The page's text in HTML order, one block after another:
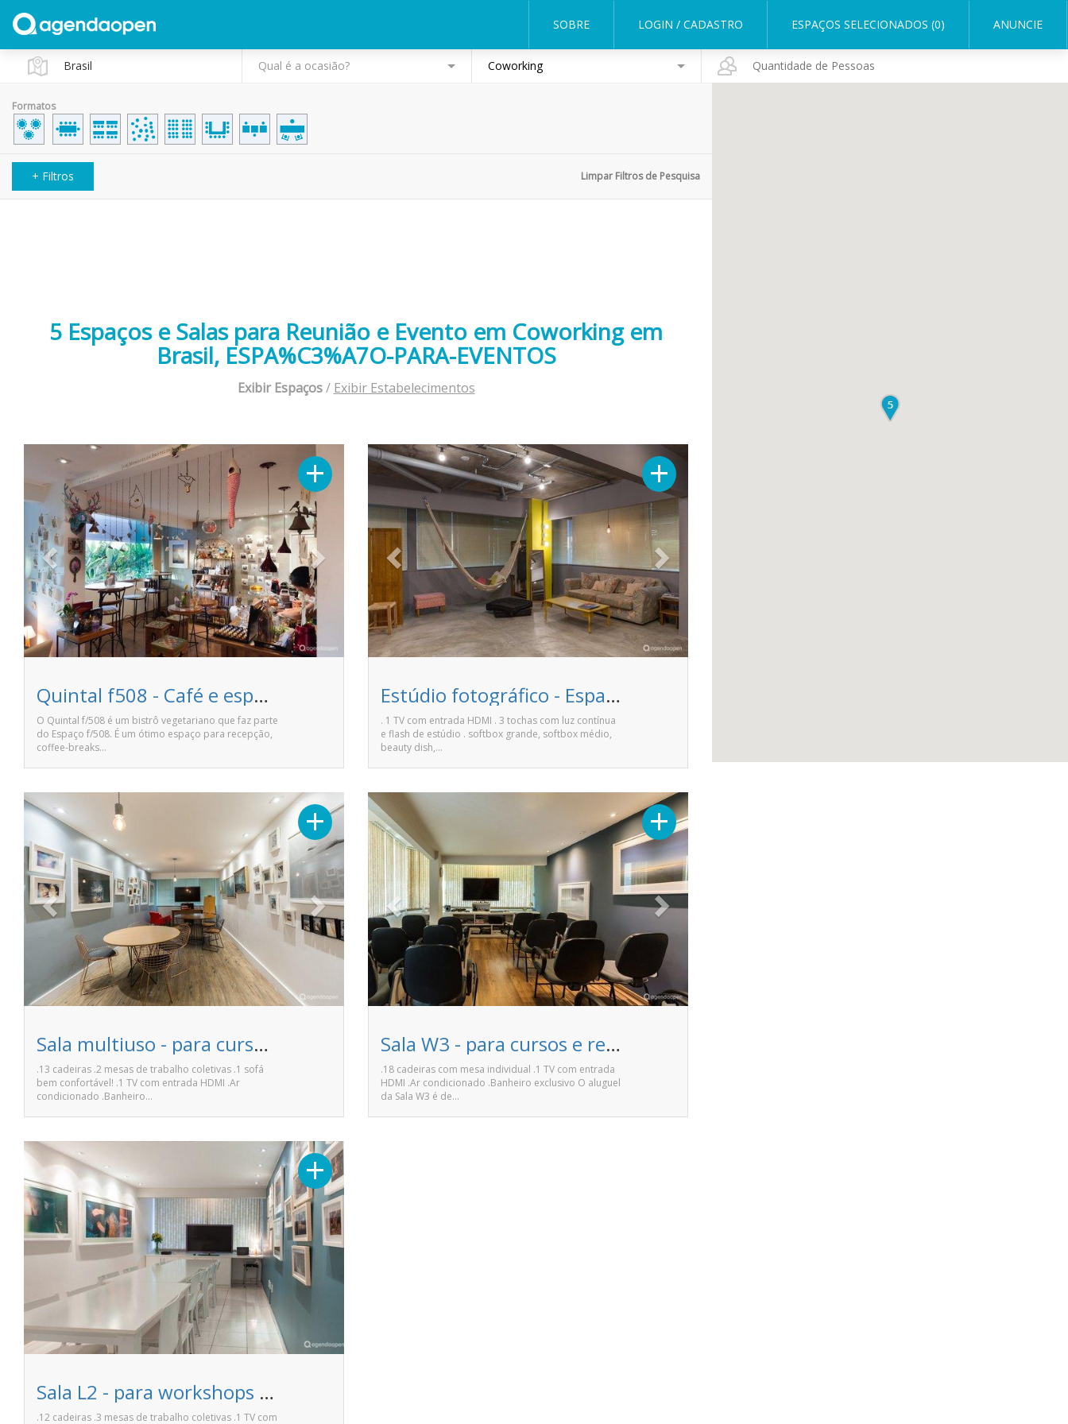
SOBRE LOGIN / CADASTRO ESPAÇOS SELECIONADOS (0) ANUNCIE
Qual é a ocasião? Coworking
Formatos
+ Filtros
5 Espaços e Salas para Reunião e Evento em Coworking em
Brasil, ESPA%C3%A7O-PARA-EVENTOS
Exibir Espaços/ Exibir Estabelecimentos
+
Previous Next
Quintal f508 - Café e espaço de convivência - Espaço f508
O Quintal f/508 é um bistrô vegetariano que faz parte
do Espaço f/508. É um ótimo espaço para recepção,
coffee-breaks…
+
Previous Next
Estúdio fotográfico - Espaço f508
. 1 TV com entrada HDMI . 3 tochas com luz contínua
e flash de estúdio . softbox grande, softbox médio,
beauty dish,…
+
Previous Next
Sala multiuso - para cursos workshops reuniões e eventos - Espaço f508
.13 cadeiras .2 mesas de trabalho coletivas .1 sofá
bem confortável! .1 TV com entrada HDMI .Ar
condicionado .Banheiro…
+
Previous Next
Sala W3 - para cursos e reuniões - Espaço f508
.18 cadeiras com mesa individual .1 TV com entrada
HDMI .Ar condicionado .Banheiro exclusivo O aluguel
da Sala W3 é de…
+
Sala L2 - para workshops e reuniões - Espaço f508
.12 cadeiras .3 mesas de trabalho coletivas .1 TV com